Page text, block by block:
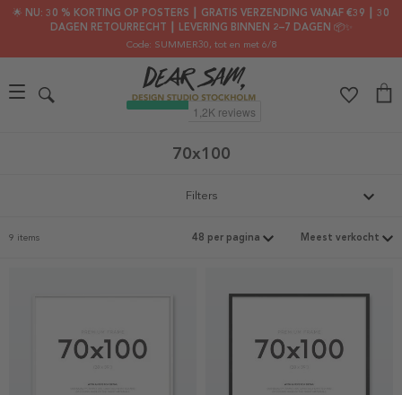
🌟 NU: 30 % KORTING OP POSTERS ┃ GRATIS VERZENDING VANAF €39 ┃ 30
DAGEN RETOURRECHT ┃ LEVERING BINNEN 2–7 DAGEN 📦✨
Code: SUMMER30, tot en met 6/8
70x100
Filters
9 items